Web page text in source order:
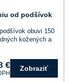
od podšívok
obuvi 150
kožených a
€ Zobraziť